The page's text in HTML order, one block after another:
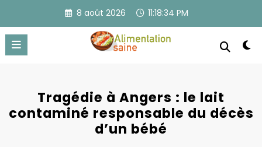
contenu
8 août 2026 11:18:35 PM
Tragédie à Angers : le lait
contaminé responsable du décès
d’un bébé